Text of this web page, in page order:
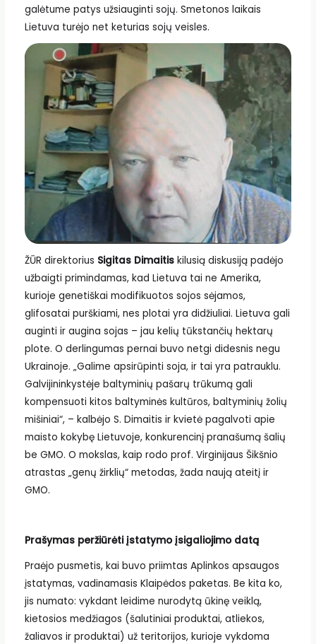
galėtume patys užsiauginti sojų. Smetonos laikais
Lietuva turėjo net keturias sojų veisles.
ŽŪR direktorius Sigitas Dimaitiskilusią diskusiją padėjo
užbaigti primindamas, kad Lietuva tai ne Amerika,
kurioje genetiškai modifikuotos sojos sėjamos,
glifosatai purškiami, nes plotai yra didžiuliai. Lietuva gali
auginti ir augina sojas – jau kelių tūkstančių hektarų
plote. O derlingumas pernai buvo netgi didesnis negu
Ukrainoje. „Galime apsirūpinti soja, ir tai yra patrauklu.
Galvijininkystėje baltyminių pašarų trūkumą gali
kompensuoti kitos baltyminės kultūros, baltyminių žolių
mišiniai“, – kalbėjo S. Dimaitis ir kvietė pagalvoti apie
maisto kokybę Lietuvoje, konkurencinį pranašumą šalių
be GMO. O mokslas, kaip rodo prof. Virginijaus Šikšnio
atrastas „genų žirklių“ metodas, žada naują ateitį ir
GMO.
Prašymas peržiūrėti įstatymo įsigaliojimo datą
Praėjo pusmetis, kai buvo priimtas Aplinkos apsaugos
įstatymas, vadinamasis Klaipėdos paketas. Be kita ko,
jis numato: vykdant leidime nurodytą ūkinę veiklą,
kietosios medžiagos (šalutiniai produktai, atliekos,
žaliavos ir produktai) už teritorijos, kurioje vykdoma